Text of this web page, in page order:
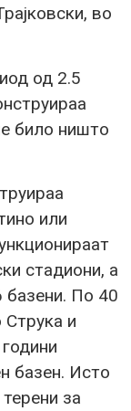
во
од 2.5
било ништо
или
стадиони, а
базени. По 40
Струка и
базен. Исто
за